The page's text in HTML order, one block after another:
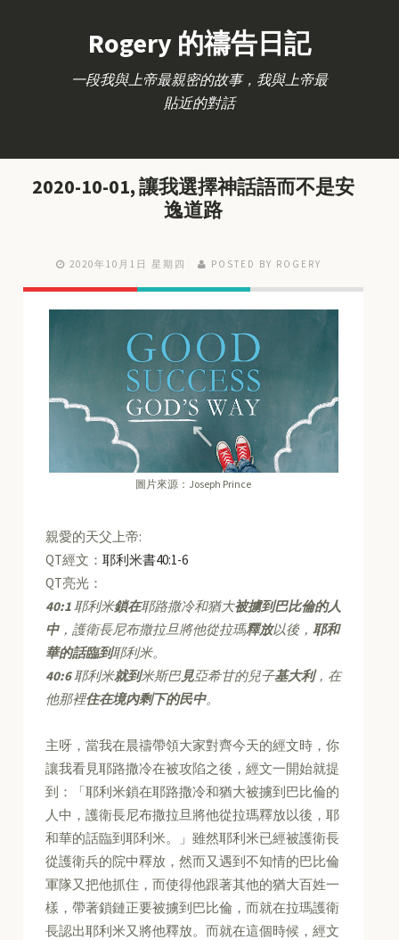
Rogery 的禱告日記
一段我與上帝最親密的故事，我與上帝最
貼近的對話
2020-10-01, 讓我選擇神話語而不是安
逸道路
2020年10月1日 星期四 POSTED BY ROGERY
圖片來源：Joseph Prince
親愛的天父上帝:
QT經文：耶利米書40:1-6
QT亮光：
40:1耶利米鎖在耶路撒冷和猶大被擄到巴比倫的人
中，護衛長尼布撒拉旦將他從拉瑪釋放以後，耶和
華的話臨到耶利米。
40:6耶利米就到米斯巴見亞希甘的兒子基大利，在
他那裡住在境內剩下的民中。
主呀，當我在晨禱帶領大家對齊今天的經文時，你
讓我看見耶路撒冷在被攻陷之後，經文一開始就提
到：「耶利米鎖在耶路撒冷和猶大被擄到巴比倫的
人中，護衛長尼布撒拉旦將他從拉瑪釋放以後，耶
和華的話臨到耶利米。」雖然耶利米已經被護衛長
從護衛兵的院中釋放，然而又遇到不知情的巴比倫
軍隊又把他抓住，而使得他跟著其他的猶大百姓一
樣，帶著鎖鏈正要被擄到巴比倫，而就在拉瑪護衛
長認出耶利米又將他釋放。而就在這個時候，經文